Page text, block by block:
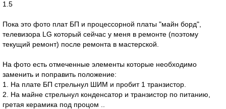
1.5
Пока это фото плат БП и процессорной платы "майн борд",
телевизора LG который сейчас у меня в ремонте (поэтому
текущий ремонт) после ремонта в мастерской.
На фото есть отмеченные элементы которые необходимо
заменить и поправить положение:
1. На плате БП стрельнул ШИМ и пробит 1 транзистор.
2. На майне стрельнул конденсатор и транзистор по питанию,
гретая керамика под процом ..